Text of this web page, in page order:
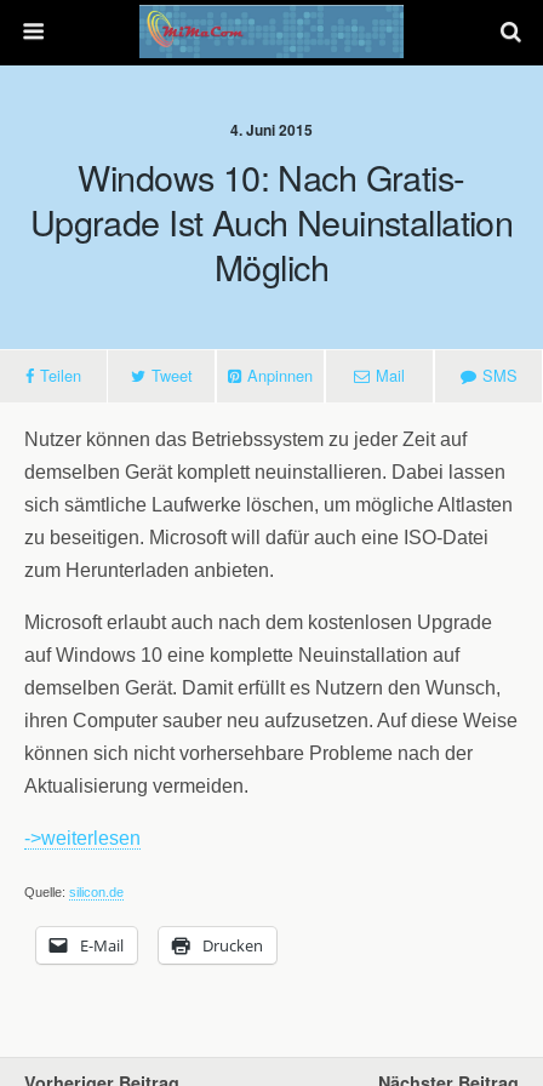
4. Juni 2015
Windows 10: Nach Gratis-
Upgrade Ist Auch Neuinstallation
Möglich
Teilen Tweet Anpinnen Mail SMS
Nutzer können das Betriebssystem zu jeder Zeit auf
demselben Gerät komplett neuinstallieren. Dabei lassen
sich sämtliche Laufwerke löschen, um mögliche Altlasten
zu beseitigen. Microsoft will dafür auch eine ISO-Datei
zum Herunterladen anbieten.
Microsoft erlaubt auch nach dem kostenlosen Upgrade
auf Windows 10 eine komplette Neuinstallation auf
demselben Gerät. Damit erfüllt es Nutzern den Wunsch,
ihren Computer sauber neu aufzusetzen. Auf diese Weise
können sich nicht vorhersehbare Probleme nach der
Aktualisierung vermeiden.
->weiterlesen
Quelle: silicon.de
E-Mail Drucken